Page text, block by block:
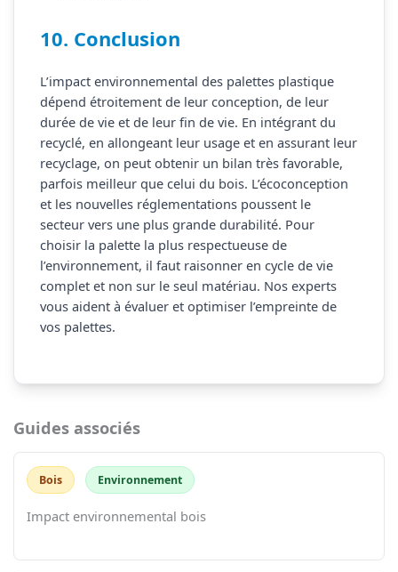
10. Conclusion
L’impact environnemental des palettes plastique
dépend étroitement de leur conception, de leur
durée de vie et de leur fin de vie. En intégrant du
recyclé, en allongeant leur usage et en assurant leur
recyclage, on peut obtenir un bilan très favorable,
parfois meilleur que celui du bois. L’écoconception
et les nouvelles réglementations poussent le
secteur vers une plus grande durabilité. Pour
choisir la palette la plus respectueuse de
l’environnement, il faut raisonner en cycle de vie
complet et non sur le seul matériau. Nos experts
vous aident à évaluer et optimiser l’empreinte de
vos palettes.
Guides associés
Bois Environnement
Impact environnemental bois